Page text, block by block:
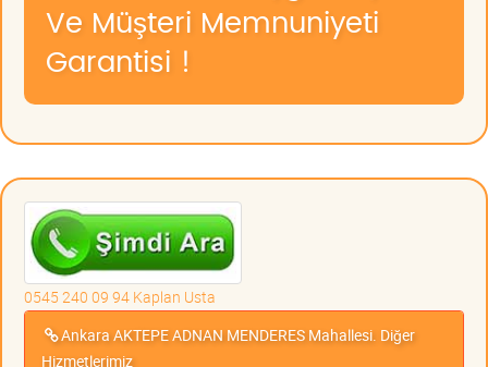
Ve Müşteri Memnuniyeti
Garantisi !
0545 240 09 94 Kaplan Usta
Ankara AKTEPE ADNAN MENDERES Mahallesi. Diğer
Hizmetlerimiz